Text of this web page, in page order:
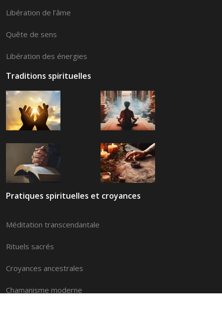
Libération de l’âme
Quête de sens
Libération des énergies
Traditions spirituelles
Pratiques spirituelles et croyances
Méditation transcendantale
Rituels sacrés
Croyances ancestrales
Chamanisme moderne